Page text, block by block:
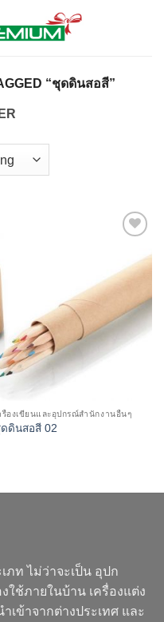
“ชุดดินสอสี”
Wishlist
รื่องเขียนและอุปกรณ์สำนักงานอื่นๆ
ดินสอสี 02
ภท ไม่ว่าจะเป็น อุปก
ใช้ภายในบ้าน เครื่องแต่ง
เข้าจากต่างประเทศ และ